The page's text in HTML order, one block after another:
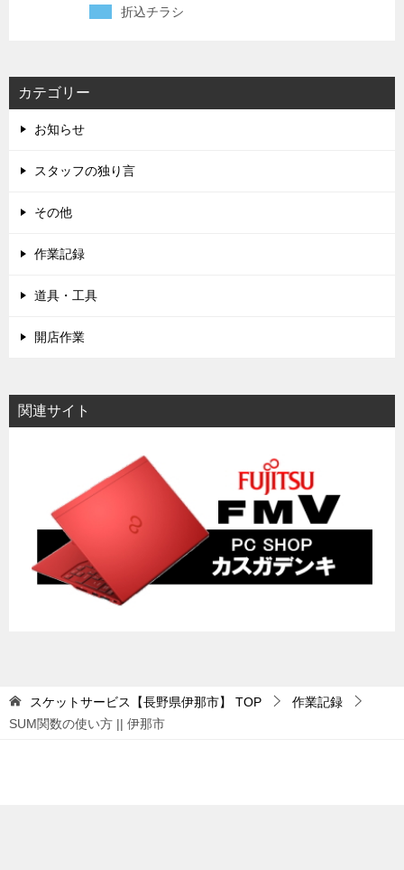
折込チラシ
カテゴリー
お知らせ
スタッフの独り言
その他
作業記録
道具・工具
開店作業
関連サイト
スケットサービス【長野県伊那市】 TOP
作業記録
SUM関数の使い方 || 伊那市